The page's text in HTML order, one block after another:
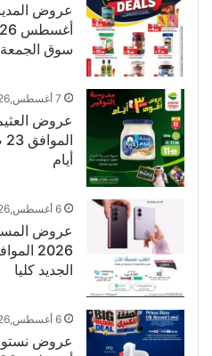
سوق الجمعة
7 أغسطس,2026
أيام
6 أغسطس,2026
الجديد كليا
6 أغسطس,2026